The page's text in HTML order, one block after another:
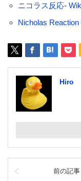
ニコラス反応-
Nicholas Reaction
Hiro
前の記事